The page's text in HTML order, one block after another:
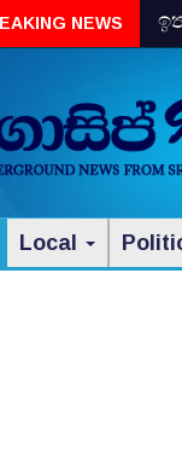
NEWS
Local